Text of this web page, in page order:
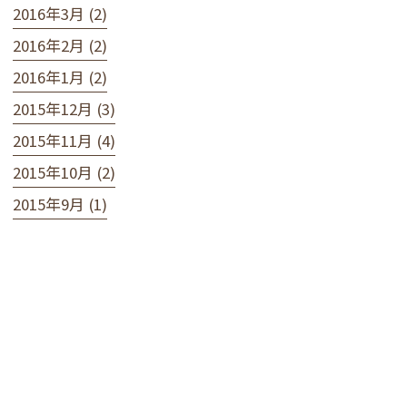
2016年3月 (2)
2016年2月 (2)
2016年1月 (2)
2015年12月 (3)
2015年11月 (4)
2015年10月 (2)
2015年9月 (1)